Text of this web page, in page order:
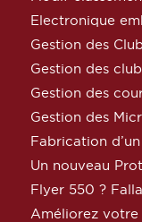
Electronique
Gestion des
Gestion des
Gestion des
Gestion des
Fabrication
Un nouveau
Flyer 550 ?
Améliorez votre